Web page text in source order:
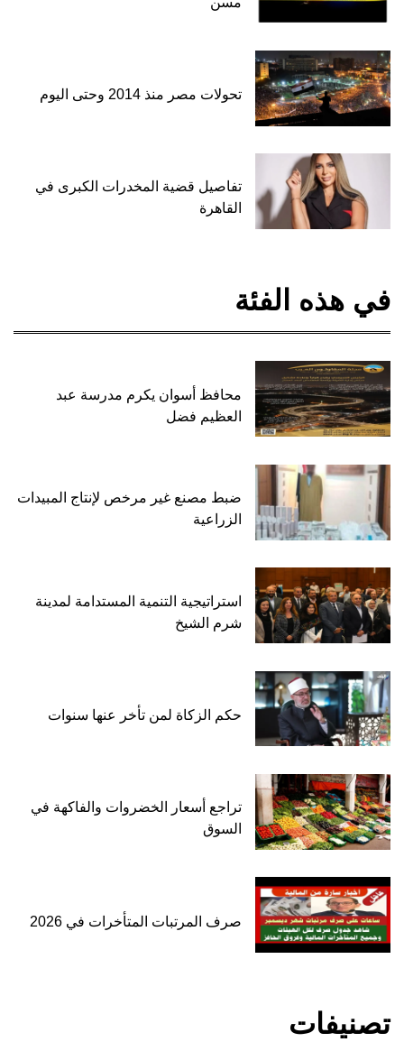
تحولات مصر منذ 2014 وحتى اليوم
تفاصيل قضية المخدرات الكبرى في
القاهرة
في هذه الفئة
محافظ أسوان يكرم مدرسة عبد
العظيم فضل
ضبط مصنع غير مرخص لإنتاج المبيدات
الزراعية
استراتيجية التنمية المستدامة لمدينة
شرم الشيخ
حكم الزكاة لمن تأخر عنها سنوات
تراجع أسعار الخضروات والفاكهة في
السوق
صرف المرتبات المتأخرات في 2026
تصنيفات